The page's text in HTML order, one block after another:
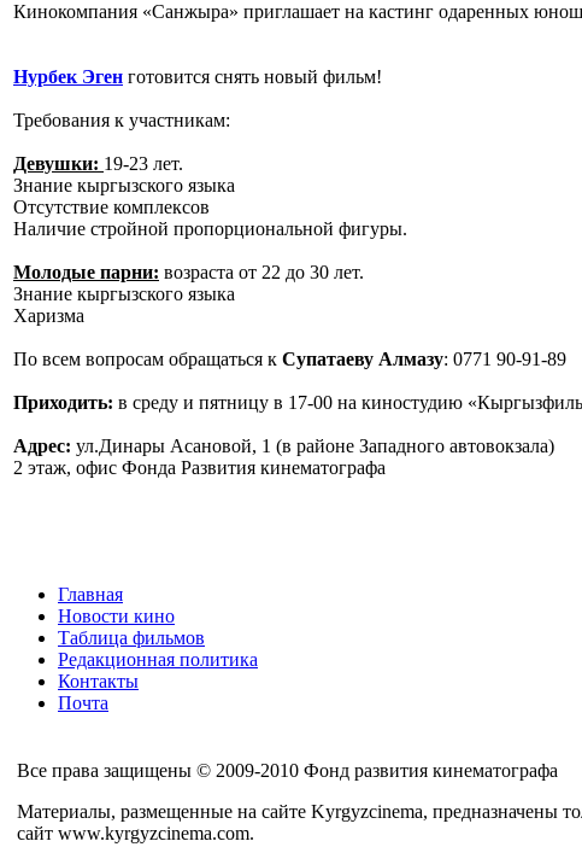
Кинокомпания «Санжыра» приглашает на кастинг одаренных
Нурбек Эген готовится снять новый фильм!
Требования к участникам:
Девушки: 19-23 лет.
Знание кыргызского языка
Отсутствие комплексов
Наличие стройной пропорциональной фигуры.
Молодые парни: возраста от 22 до 30 лет.
Знание кыргызского языка
Харизма
По всем вопросам обращаться к Супатаеву Алмазу: 0771 90-91-89
Приходить: в среду и пятницу в 17-00 на киностудию
Адрес: ул.Динары Асановой, 1 (в районе Западного автовокзала)
2 этаж, офис Фонда Развития кинематографа
Главная
Новости кино
Таблица фильмов
Редакционная политика
Контакты
Почта
Все права защищены © 2009-2010 Фонд развития кинематографа
Материалы, размещенные на сайте Kyrgyzcinema, предназначены
сайт www.kyrgyzcinema.com.